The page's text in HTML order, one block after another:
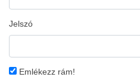
Jelszó
Emlékezz rám!